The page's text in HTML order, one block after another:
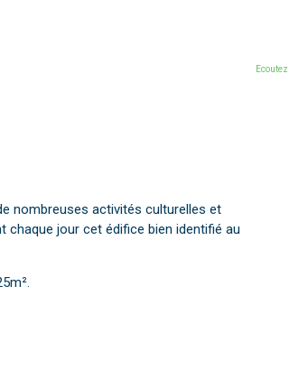
Ecoutez
nombreuses activités culturelles et
chaque jour cet édifice bien identifié au